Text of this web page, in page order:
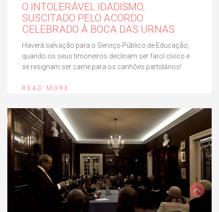
O INTOLERÁVEL IDADISMO,
SUSCITADO PELO ACORDO
CELEBRADO À BOCA DAS URNAS
Haverá salvação para o Serviço Público de Educação,
quando os seus timoneiros declinam ser farol cívico e
se resignam ser carne para os canhões partidários!
READ MORE